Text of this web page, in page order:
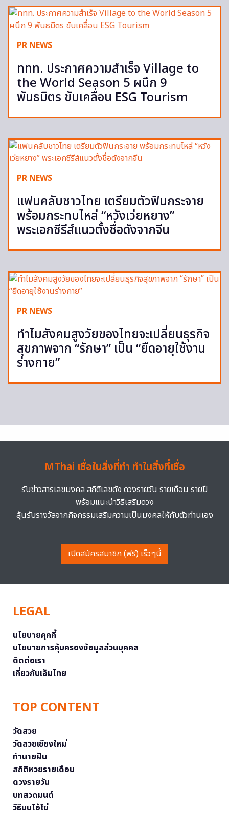
PR NEWS
ททท. ประกาศความสำเร็จ Village to
the World Season 5 ผนึก 9
พันธมิตร ขับเคลื่อน ESG Tourism
PR NEWS
แฟนคลับชาวไทย เตรียมตัวฟินกระจาย
พร้อมกระทบไหล่ “หวังเว่ยหยาง”
พระเอกซีรีส์แนวตั้งชื่อดังจากจีน
PR NEWS
ทำไมสังคมสูงวัยของไทยจะเปลี่ยนธุรกิจ
สุขภาพจาก “รักษา” เป็น “ยืดอายุใช้งาน
ร่างกาย”
MThai เชื่อในสิ่งที่ทำ ทำในสิ่งที่เชื่อ
รับข่าวสารเลขมงคล สถิติเลขดัง ดวงรายวัน รายเดือน รายปี
พร้อมแนะนำวิธีเสริมดวง
ลุ้นรับรางวัลจากกิจกรรมเสริมความเป็นมงคลให้กับตัวท่านเอง
เปิดสมัครสมาชิก (ฟรี) เร็วๆนี้
LEGAL
นโยบายคุกกี้
นโยบายการคุ้มครองข้อมูลส่วนบุคคล
ติดต่อเรา
เกี่ยวกับเอ็มไทย
TOP CONTENT
วัดสวย
วัดสวยเชียงใหม่
ทำนายฝัน
สถิติหวยรายเดือน
ดวงรายวัน
บทสวดมนต์
วิธีบนไอ้ไข่